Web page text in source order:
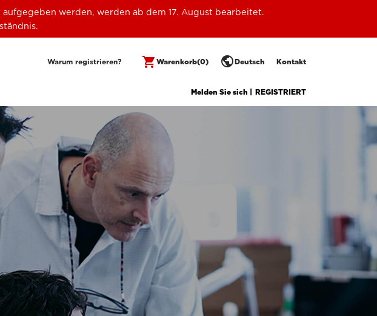
werden, werden ab dem 17. August bearbeitet.
Warum registrieren? Kontakt
publicDeutsch
shopping_cart Warenkorb(0)
Melden Sie sich | REGISTRIERT